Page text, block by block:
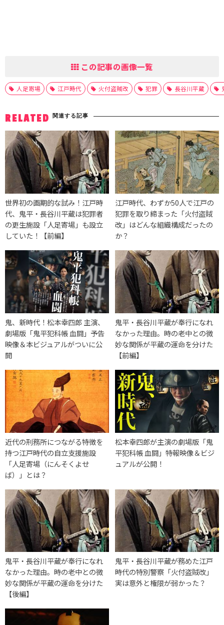
この記事の画像一覧
人足寄場 江戸時代 火付盗賊改 犯罪 長谷川平蔵
RELATED 関連する記事
世界初の画期的な試み！江戸時
代、鬼平・長谷川平蔵は犯罪者
の更生施設「人足寄場」も設立
していた！【前編】
江戸時代、わずか50人で江戸の
犯罪を取り締まった「火付盗賊
改」はどんな組織構成だったの
か？
鬼、新時代！松本幸四郎 主演、
劇場版「鬼平犯科帳 血闘」予告
映像＆本ビジュアルがついに公
開
鬼平・長谷川平蔵が奉行になれ
なかった理由。時の老中との微
妙な関係が平蔵の運命を分けた
【前編】
近代の刑務所につながる特徴を
持つ江戸時代の自立支援施設
「人足寄場（にんそくよせ
ば）」とは？
松本幸四郎が主演の劇場版「鬼
平犯科帳 血闘」特報映像＆ビジ
ュアルが公開！
鬼平・長谷川平蔵が奉行になれ
なかった理由。時の老中との微
妙な関係が平蔵の運命を分けた
【後編】
鬼平・長谷川平蔵が務めた江戸
時代の特別警察「火付盗賊改」
実は意外と権限が弱かった？